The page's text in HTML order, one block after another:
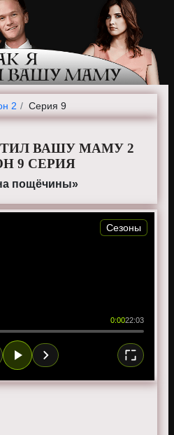
2 Серия 9
ВАШУ МАМУ 2
9 СЕРИЯ
пощёчины»
0:0022:03
Сезоны